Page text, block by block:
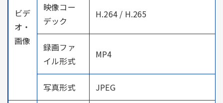
ビデ
オ・
画像
映像コー
デック
H.264 / H.265
録画ファ
イル形式
MP4
写真形式 JPEG